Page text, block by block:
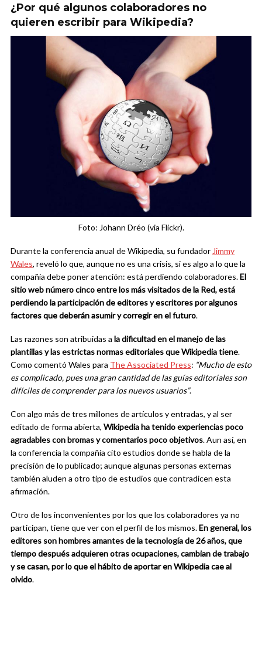
¿Por qué algunos colaboradores no
quieren escribir para Wikipedia?
Foto: Johann Dréo (via Flickr).
Durante la conferencia anual de Wikipedia, su fundador Jimmy
Wales, reveló lo que, aunque no es una crisis, si es algo a lo que la
compañía debe poner atención: está perdiendo colaboradores.El
sitio web número cinco entre los más visitados de la Red, está
perdiendo la participación de editores y escritores por algunos
factores que deberán asumir y corregir en el futuro.
Las razones son atribuidas a la dificultad en el manejo de las
plantillas y las estrictas normas editoriales que Wikipedia tiene.
Como comentó Wales para The Associated Press: “Mucho de esto
es complicado, pues una gran cantidad de las guías editoriales son
difíciles de comprender para los nuevos usuarios”.
Con algo más de tres millones de artículos y entradas, y al ser
editado de forma abierta, Wikipedia ha tenido experiencias poco
agradables con bromas y comentarios poco objetivos. Aun así, en
la conferencia la compañía cito estudios donde se habla de la
precisión de lo publicado; aunque algunas personas externas
también aluden a otro tipo de estudios que contradicen esta
afirmación.
Otro de los inconvenientes por los que los colaboradores ya no
participan, tiene que ver con el perfil de los mismos.En general, los
editores son hombres amantes de la tecnología de 26 años, que
tiempo después adquieren otras ocupaciones, cambian de trabajo
y se casan, por lo que el hábito de aportar en Wikipedia cae al
olvido.